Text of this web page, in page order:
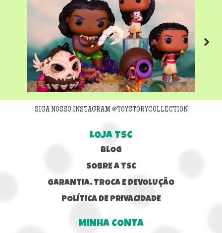
Next
SIGA NOSSO INSTAGRAM @TOYSTORYCOLLECTION
LOJA TSC
BLOG
SOBRE A TSC
GARANTIA, TROCA E DEVOLUÇÃO
POLÍTICA DE PRIVACIDADE
MINHA CONTA